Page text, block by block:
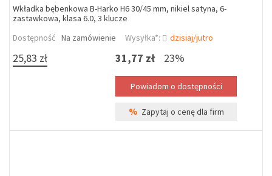
Wkładka bębenkowa B-Harko H6 30/45 mm, nikiel satyna, 6-
zastawkowa, klasa 6.0, 3 klucze
Dostępność Na zamówienie Wysyłka*: dzisiaj/jutro
25,83 zł 31,77 zł 23%
% Zapytaj o cenę dla firm